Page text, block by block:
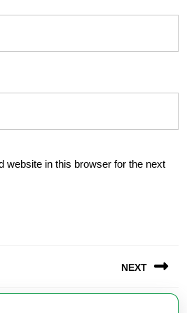
website in this browser for the next
NEXT